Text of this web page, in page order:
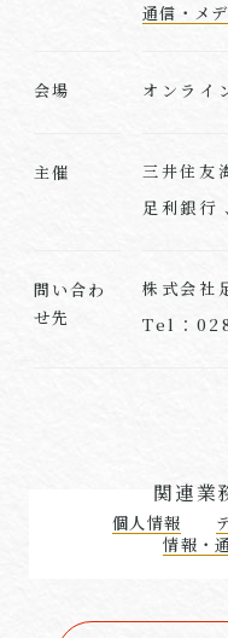
通信・メ
会場 オンライ
主催
三井住友
足利銀行
問い合わ
せ先
株式会社
Tel：
関連業
個人情報
情報・